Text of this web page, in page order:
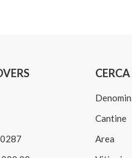
Cantine
Area